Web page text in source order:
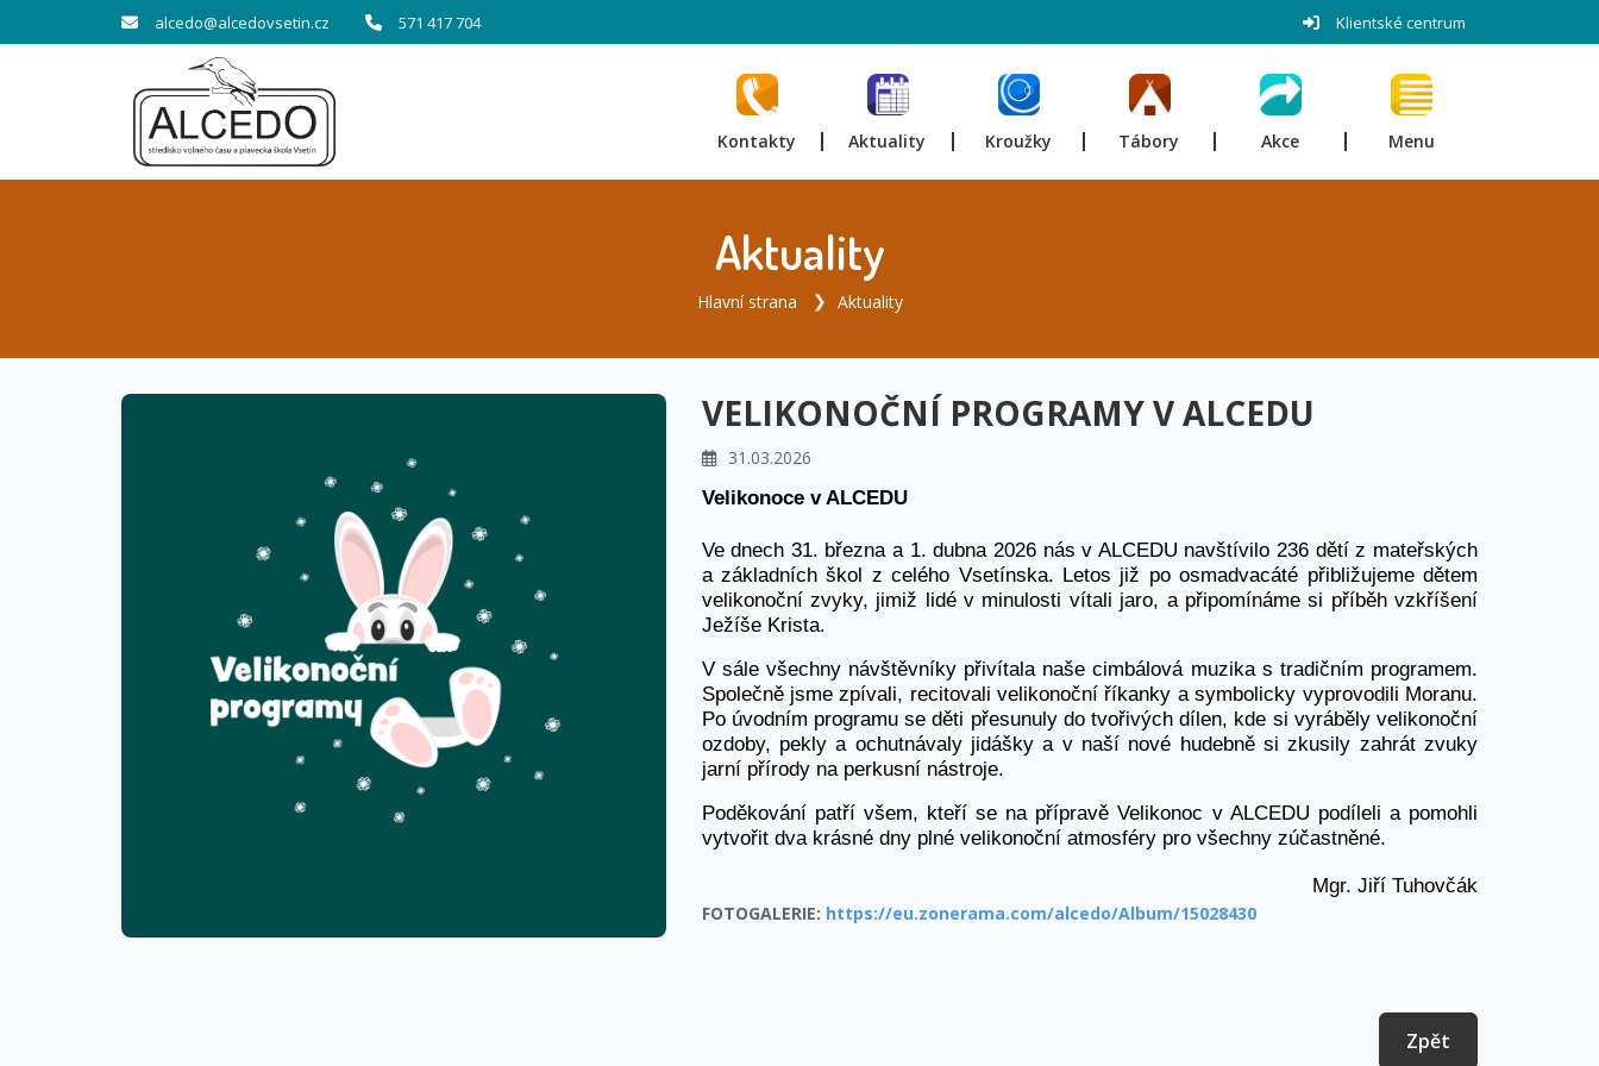
alcedo@alcedovsetin.cz 571 417 704 Klientské centrum
Kontakty Aktuality Kroužky Tábory Akce Menu
Aktuality
Hlavní strana Aktuality
VELIKONOČNÍ PROGRAMY V ALCEDU
31.03.2026
Velikonoce v ALCEDU
Ve dnech 31. března a 1. dubna 2026 nás v ALCEDU navštívilo 236 dětí z mateřských
a základních škol z celého Vsetínska. Letos již po osmadvacáté přibližujeme dětem
velikonoční zvyky, jimiž lidé v minulosti vítali jaro, a připomínáme si příběh vzkříšení
Ježíše Krista.
V sále všechny návštěvníky přivítala naše cimbálová muzika s tradičním programem.
Společně jsme zpívali, recitovali velikonoční říkanky a symbolicky vyprovodili Moranu.
Po úvodním programu se děti přesunuly do tvořivých dílen, kde si vyráběly velikonoční
ozdoby, pekly a ochutnávaly jidášky a v naší nové hudebně si zkusily zahrát zvuky
jarní přírody na perkusní nástroje.
Poděkování patří všem, kteří se na přípravě Velikonoc v ALCEDU podíleli a pomohli
vytvořit dva krásné dny plné velikonoční atmosféry pro všechny zúčastněné.
Mgr. Jiří Tuhovčák
FOTOGALERIE: https://eu.zonerama.com/alcedo/Album/15028430
Zpět